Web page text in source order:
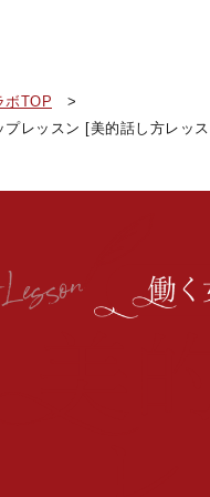
ボTOP >
プレッスン [美的話し方レッ